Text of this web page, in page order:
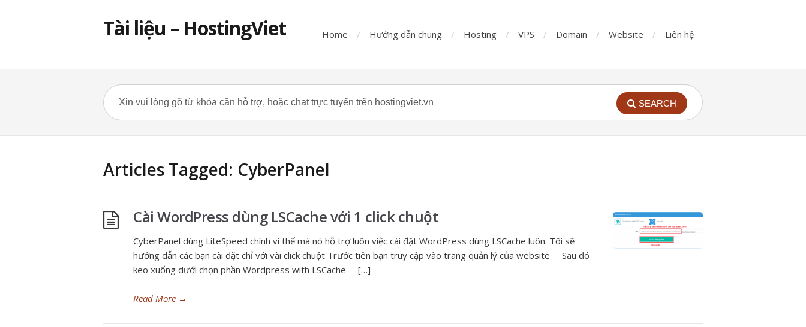
Tài liệu – HostingViet Home Hướng dẫn chung Hosting VPS Domain Website Liên hệ
SEARCH
Articles Tagged: CyberPanel
Cài WordPress dùng LSCache với 1 click chuột
CyberPanel dùng LiteSpeed chính vì thế mà nó hỗ trợ luôn việc cài đặt WordPress dùng LSCache luôn. Tôi sẽ
hướng dẫn các bạn cài đặt chỉ với vài click chuột Trước tiên bạn truy cập vào trang quản lý của website Sau đó
keo xuống dưới chọn phần Wordpress with LSCache […]
Read More →